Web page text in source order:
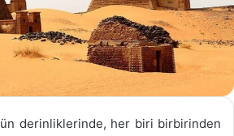
ün derinliklerinde, her biri birbirinden